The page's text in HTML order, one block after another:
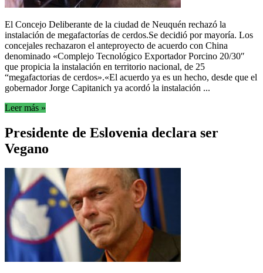
El Concejo Deliberante de la ciudad de Neuquén rechazó la
instalación de megafactorías de cerdos.Se decidió por mayoría. Los
concejales rechazaron el anteproyecto de acuerdo con China
denominado «Complejo Tecnológico Exportador Porcino 20/30″
que propicia la instalación en territorio nacional, de 25
“megafactorias de cerdos».«El acuerdo ya es un hecho, desde que el
gobernador Jorge Capitanich ya acordó la instalación ...
Leer más »
Presidente de Eslovenia declara ser
Vegano